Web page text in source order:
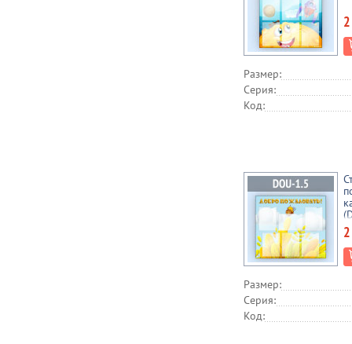
Размер:
Серия:
Код:
Размер:
Серия:
Код: